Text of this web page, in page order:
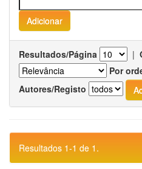
Resultados/Página |
Por
Autores/Registo
Resultados 1-1 de 1.